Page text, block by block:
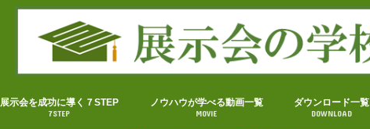
展示会を成功に導く７STEP
7STEP
ノウハウが学べる動画一覧
MOVIE
ダウンロード一覧
DOWNLOAD